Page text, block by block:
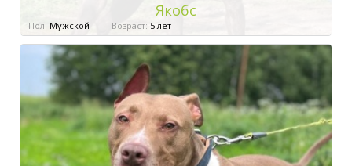
Якобс
Пол: Мужской Возраст: 5 лет